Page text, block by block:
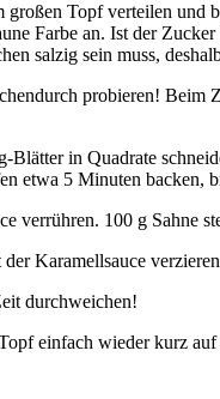
Topf verteilen
Farbe an. Ist der
salzig sein muss,
probieren! Beim
in Quadrate
etwa 5 Minuten backen,
verrühren. 100 g Sahne
Karamellsauce
durchweichen!
einfach wieder kurz